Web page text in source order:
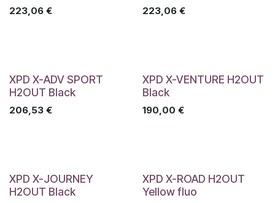
223,06 € 223,06€
XPD X-ADV SPORT
H2OUT Black
206,53 €
XPD X-VENTURE H2OUT
Black
190,00 €
XPD X-JOURNEY
H2OUT Black
XPD X-ROAD H2OUT
Yellow fluo